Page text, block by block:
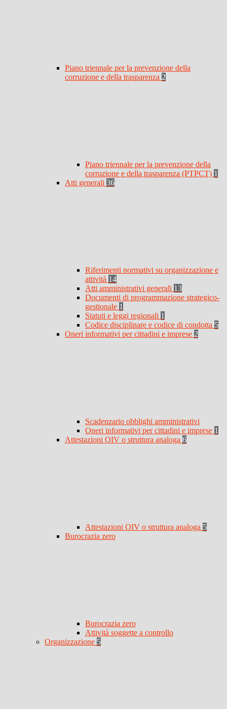
Piano triennale per la prevenzione della
corruzione e della trasparenza 2
Piano triennale per la prevenzione della
corruzione e della trasparenza (PTPCT) 1
Atti generali 36
Riferimenti normativi su organizzazione e
attività 14
Atti amministrativi generali 13
Documenti di programmazione strategico-
gestionale 1
Statuti e leggi regionali 1
Codice disciplinare e codice di condotta 5
Oneri informativi per cittadini e imprese 2
Scadenzario obblighi amministrativi
Oneri informativi per cittadini e imprese 1
Attestazioni OIV o struttura analoga 6
Attestazioni OIV o struttura analoga 5
Burocrazia zero
Burocrazia zero
Attività soggette a controllo
Organizzazione 5